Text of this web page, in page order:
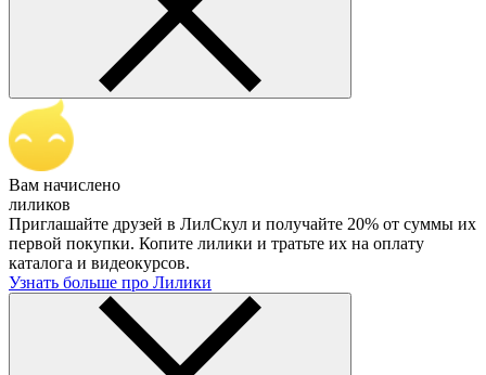
Вам начислено
лиликов
Приглашайте друзей в ЛилСкул и получайте 20% от суммы их
первой покупки. Копите лилики и тратьте их на оплату
каталога и видеокурсов.
Узнать больше про Лилики